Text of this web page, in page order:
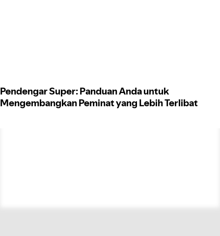
Pendengar Super: Panduan Anda untuk
Mengembangkan Peminat yang Lebih Terlibat